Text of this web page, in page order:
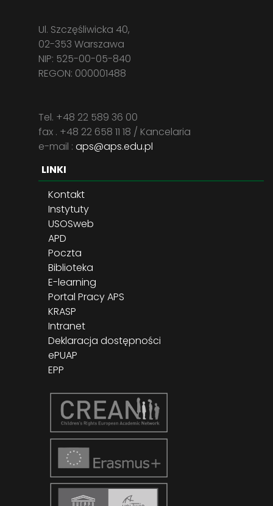
Ul. Szczęśliwicka 40,
02-353 Warszawa
NIP: 525-00-05-840
REGON: 000001488
Tel. +48 22 589 36 00
fax . +48 22 658 11 18 / Kancelaria
e-mail : aps@aps.edu.pl
LINKI
Kontakt
Instytuty
USOSweb
APD
Poczta
Biblioteka
E-learning
Portal Pracy APS
KRASP
Intranet
Deklaracja dostępności
ePUAP
EPP